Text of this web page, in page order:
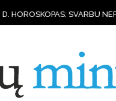
NEPERŽENGTI SAVO